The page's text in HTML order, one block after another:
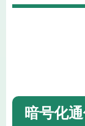
暗号化